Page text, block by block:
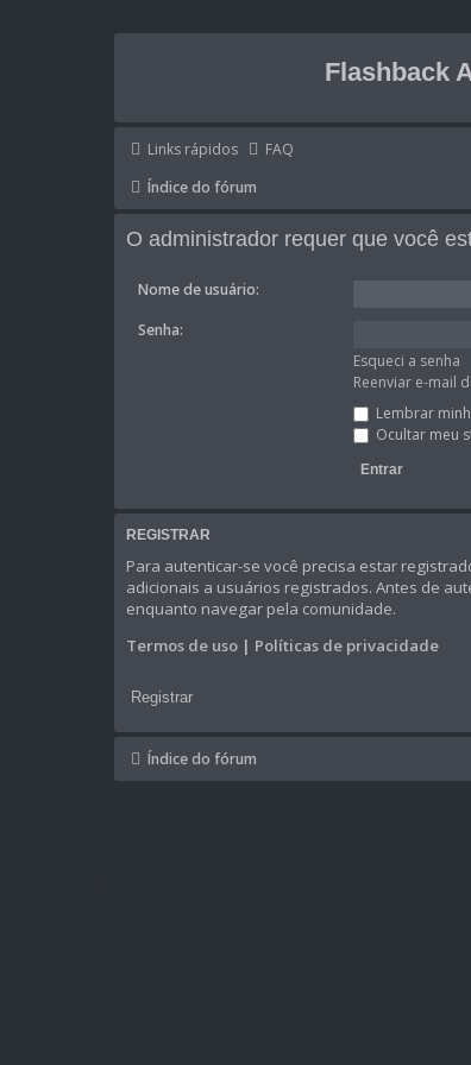
Flashback
Links rápidos FAQ
Índice do fórum
O administrador requer que você
Nome de usuário:
Senha:
Esqueci a senha
Reenviar e-mail
Lembrar
Ocultar meu
REGISTRAR
Para autenticar-se você precisa estar
adicionais a usuários registrados. Antes de
enquanto navegar pela comunidade.
Termos de uso | Políticas de privacidade
Registrar
Índice do fórum